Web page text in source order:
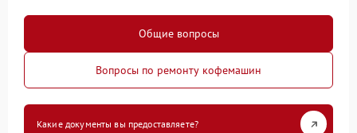
Общие вопросы
Вопросы по ремонту кофемашин
Какие документы вы предоставляете?